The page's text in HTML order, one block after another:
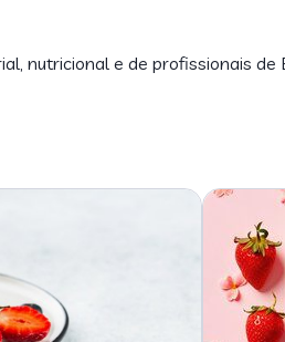
nutricional e de profissionais de